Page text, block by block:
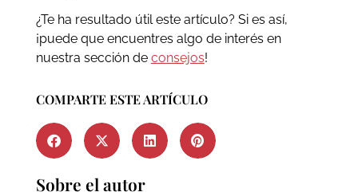
¿Te ha resultado útil este artículo? Si es así,
¡puede que encuentres algo de interés en
nuestra sección de consejos!
COMPARTE ESTE ARTÍCULO
Sobre el autor